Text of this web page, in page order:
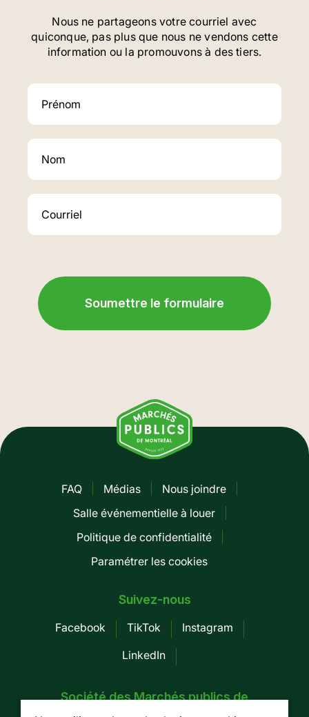
Nous ne partageons votre courriel avec
quiconque, pas plus que nous ne vendons cette
information ou la promouvons à des tiers.
FAQ Médias
Nous joindre
Salle événementielle à louer
Politique de confidentialité
Paramétrer les cookies
Suivez-nous
Facebook TikTok
Instagram
LinkedIn
Société des Marchés publics de